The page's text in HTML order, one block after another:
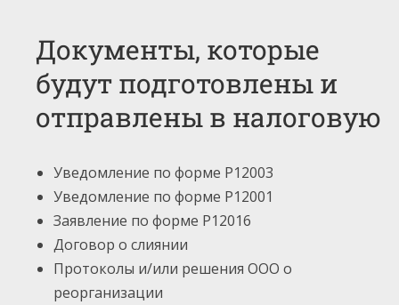
Документы, которые
будут подготовлены и
отправлены в налоговую
Уведомление по форме Р12003
Уведомление по форме Р12001
Заявление по форме Р12016
Договор о слиянии
Протоколы и/или решения ООО о
реорганизации